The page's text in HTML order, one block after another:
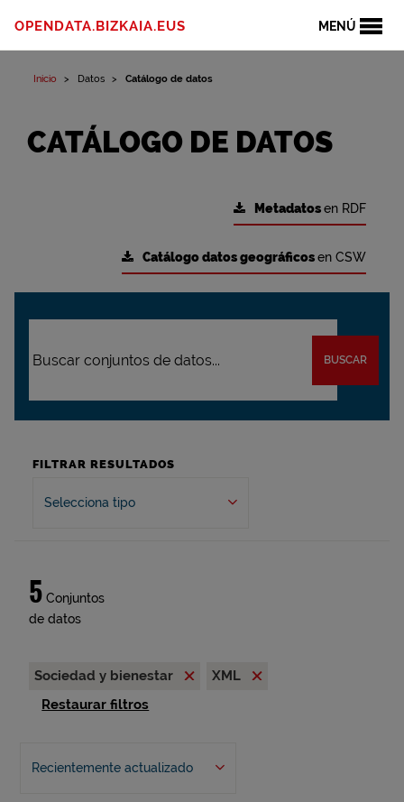
MENÚ
OPENDATA.BIZKAIA.EUS
Inicio Datos Catálogo de datos
CATÁLOGO DE DATOS
Metadatosen RDF
Catálogo datos geográficosen CSW
BUSCAR
FILTRAR RESULTADOS
Selecciona tipo
5 Conjuntos
de datos
Sociedad y bienestar
XML
Restaurar filtros
Recientemente actualizado